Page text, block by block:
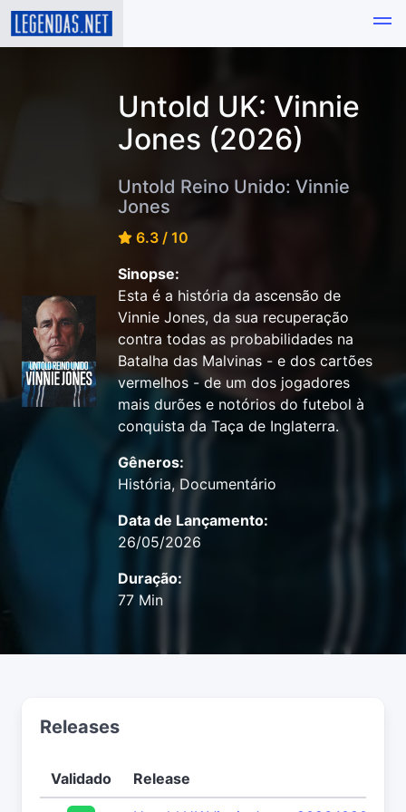
Untold UK: Vinnie
Jones (2026)
Untold Reino Unido: Vinnie
Jones
6.3 / 10
Sinopse:
Esta é a história da ascensão de
Vinnie Jones, da sua recuperação
contra todas as probabilidades na
Batalha das Malvinas - e dos cartões
vermelhos - de um dos jogadores
mais durões e notórios do futebol à
conquista da Taça de Inglaterra.
Gêneros:
História, Documentário
Data de Lançamento:
26/05/2026
Duração:
77 Min
Releases
Validado Release